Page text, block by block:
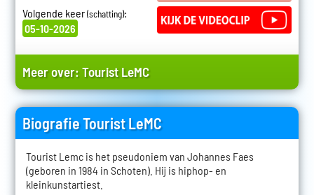
Volgende keer(schatting):
05-10-2026
Meer over:Tourist LeMC
Biografie Tourist LeMC
Tourist Lemc is het pseudoniem van Johannes Faes
(geboren in 1984 in Schoten). Hij is hiphop- en
kleinkunstartiest.